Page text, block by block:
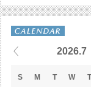
2026.7
S M T W T